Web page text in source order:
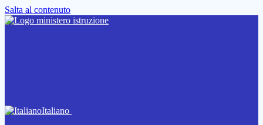
Salta al contenuto
Italiano